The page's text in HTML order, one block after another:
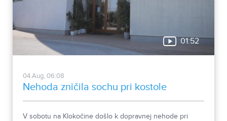
01:52
04.Aug, 06:08
Nehoda zničila sochu pri kostole
V sobotu na Klokočine došlo k dopravnej nehode pri